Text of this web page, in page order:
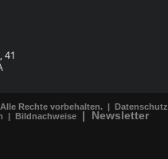
41
Rechte vorbehalten. | Datenschutz
| Bildnachweise | Newsletter